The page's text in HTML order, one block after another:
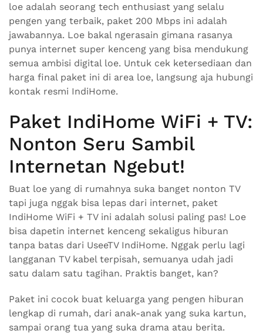
loe adalah seorang tech enthusiast yang selalu
pengen yang terbaik, paket 200 Mbps ini adalah
jawabannya. Loe bakal ngerasain gimana rasanya
punya internet super kenceng yang bisa mendukung
semua ambisi digital loe. Untuk cek ketersediaan dan
harga final paket ini di area loe, langsung aja hubungi
kontak resmi IndiHome.
Paket IndiHome WiFi + TV:
Nonton Seru Sambil
Internetan Ngebut!
Buat loe yang di rumahnya suka banget nonton TV
tapi juga nggak bisa lepas dari internet, paket
IndiHome WiFi + TV ini adalah solusi paling pas! Loe
bisa dapetin internet kenceng sekaligus hiburan
tanpa batas dari UseeTV IndiHome. Nggak perlu lagi
langganan TV kabel terpisah, semuanya udah jadi
satu dalam satu tagihan. Praktis banget, kan?
Paket ini cocok buat keluarga yang pengen hiburan
lengkap di rumah, dari anak-anak yang suka kartun,
sampai orang tua yang suka drama atau berita.